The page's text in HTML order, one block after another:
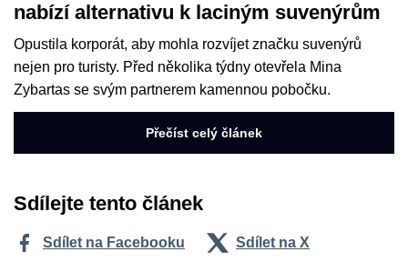
nabízí alternativu k laciným suvenýrům
Opustila korporát, aby mohla rozvíjet značku suvenýrů
nejen pro turisty. Před několika týdny otevřela Mina
Zybartas se svým partnerem kamennou pobočku.
Přečíst celý článek
Sdílejte tento článek
Sdílet na Facebooku Sdílet na X